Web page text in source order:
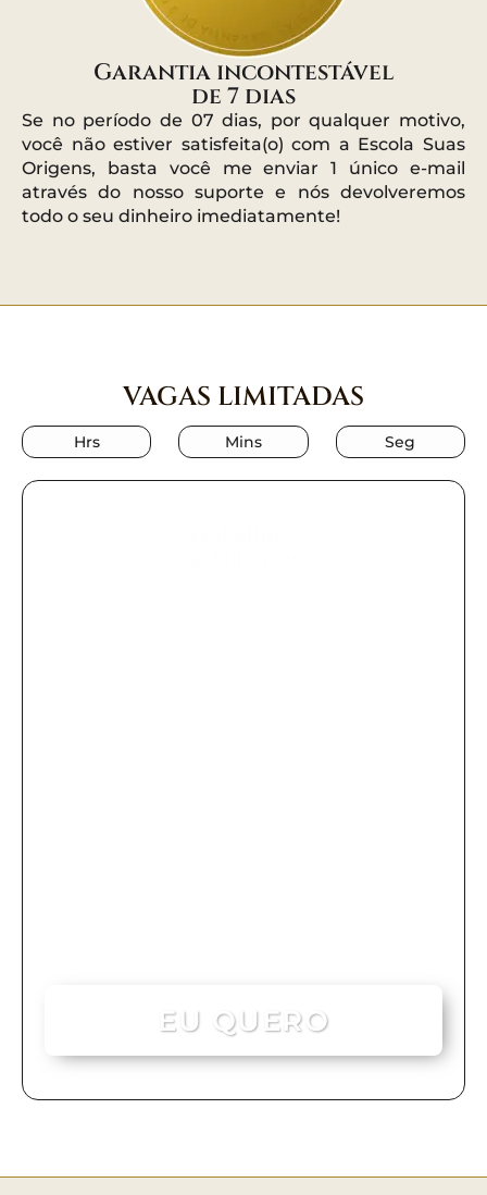
Garantia incontestável
de 7 dias
Se no período de 07 dias, por qualquer motivo,
você não estiver satisfeita(o) com a Escola Suas
Origens, basta você me enviar 1 único e-mail
através do nosso suporte e nós devolveremos
todo o seu dinheiro imediatamente!
VAGAS LIMITADAS
Hrs Mins Seg
EU QUERO